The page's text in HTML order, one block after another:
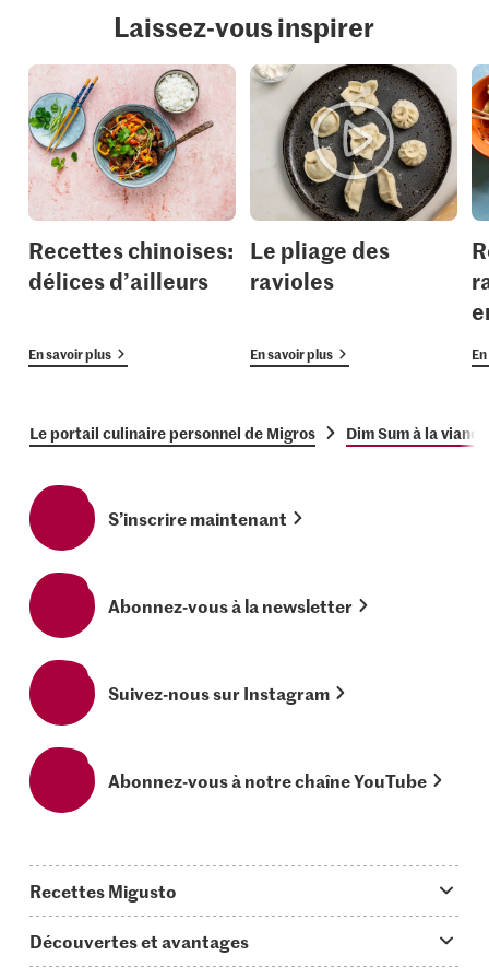
Laissez-vous inspirer
Recettes chinoises:
délices d’ailleurs
En savoir plus
Le pliage des
ravioles
En savoir plus
Le portail culinaire personnel de Migros Dim Sum à la
S’inscrire maintenant
Abonnez-vous à la newsletter
Suivez-nous sur Instagram
Abonnez-vous à notre chaîne YouTube
Recettes Migusto
Idées de menus
Découvertes et avantages